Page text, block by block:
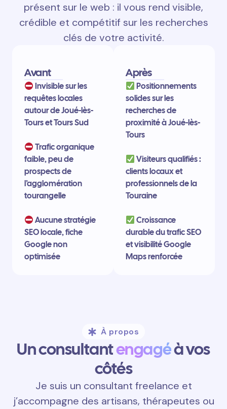
présent sur le web : il vous rend visible,
crédible et compétitif sur les recherches
clés de votre activité.
Avant
Invisible sur les
requêtes locales
autour de Joué-lès-
Tours et Tours Sud
Trafic organique
faible, peu de
prospects de
l’agglomération
tourangelle
Aucune stratégie
SEO locale, fiche
Google non
optimisée
Après
Positionnements
solides sur les
recherches de
proximité à Joué-lès-
Tours
Visiteurs qualifiés :
clients locaux et
professionnels de la
Touraine
Croissance
durable du trafic SEO
et visibilité Google
Maps renforcée
À propos
Un consultantengagéà vos
côtés
Je suis un consultant freelance et
j’accompagne des artisans, thérapeutes ou